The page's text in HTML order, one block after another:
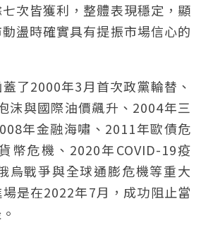
次皆獲利，整體表現穩定，顯
盪時確實具有提振市場信心的
了2000年3月首次政黨輪替、
沫與國際油價飆升、2004年三
年金融海嘯、2011年歐債危
幣危機、2020年COVID-19疫
烏戰爭與全球通膨危機等重大
是在2022年7月，成功阻止當